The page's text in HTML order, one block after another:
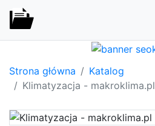
Strona główna
Katalog
Klimatyzacja - makroklima.pl